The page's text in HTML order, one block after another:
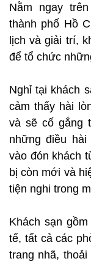
Nằm ngay
thành phố Hồ
lịch và giải trí,
để tổ chức
Nghỉ tại khách
cảm thấy hài
và sẽ cố gắng
những điều
vào đón khách
bị còn mới và
tiện nghi trong
Khách sạn
tế, tất cả các
trang nhã,